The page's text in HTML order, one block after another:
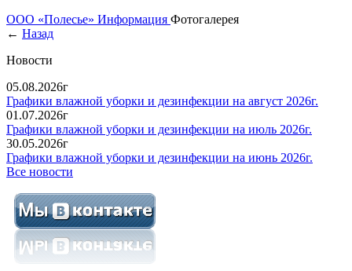
ООО «Полесье» Информация Фотогалерея
← Назад
Новости
05.08.2026г
Графики влажной уборки и дезинфекции на август 2026г.
01.07.2026г
Графики влажной уборки и дезинфекции на июль 2026г.
30.05.2026г
Графики влажной уборки и дезинфекции на июнь 2026г.
Все новости